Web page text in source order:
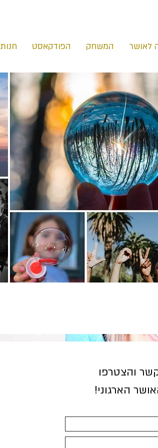
לאושר המשחק הפודקאסט חנות
והצטרפו
הארגוני!